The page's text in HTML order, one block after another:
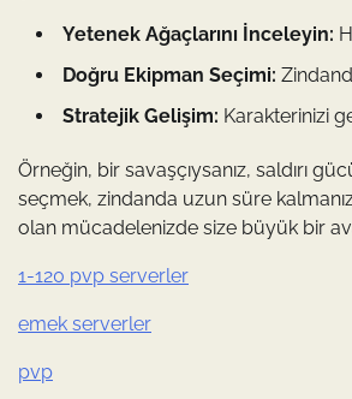
Yetenek Ağaçlarını İnceleyin:
Doğru Ekipman Seçimi:
Stratejik Gelişim: Karakterinizi
Örneğin, bir savaşçıysanız, saldırı
seçmek, zindanda uzun süre
olan mücadelenizde size büyük bir
1-120 pvp serverler
emek serverler
pvp